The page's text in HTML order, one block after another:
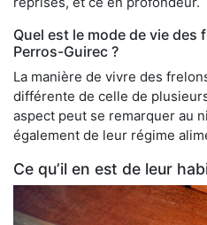
Quel est le mode de vie des
Perros-Guirec ?
La manière de vivre des
différente de celle de
aspect peut se remarquer au
également de leur régime
Ce qu’il en est de leur